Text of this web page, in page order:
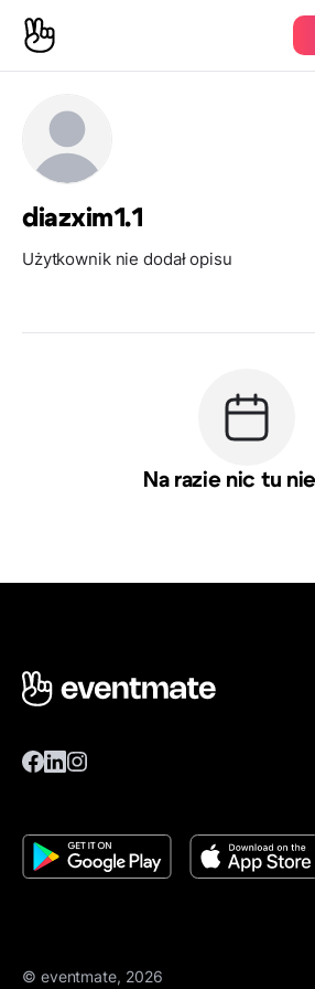
diazxim1.1
Użytkownik nie dodał opisu
Na razie nic tu
© eventmate, 2026